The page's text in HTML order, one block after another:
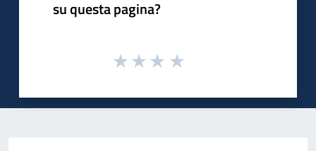
su questa pagina?